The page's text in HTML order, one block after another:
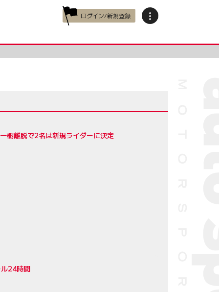
ログイン/新規登録
樹離脱で2名は新規ライダーに決定
24時間